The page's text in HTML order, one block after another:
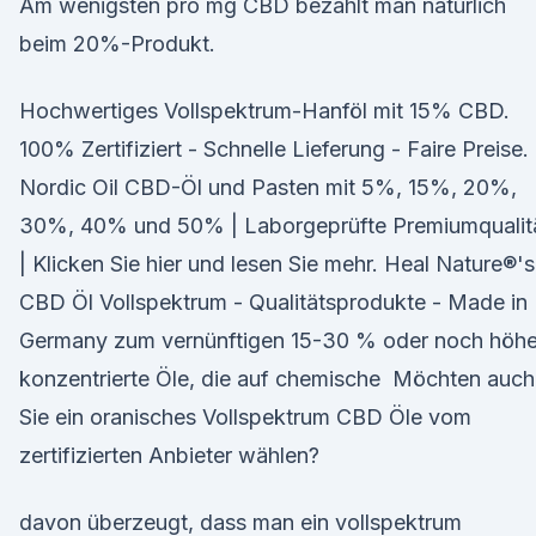
Am wenigsten pro mg CBD bezahlt man natürlich
beim 20%-Produkt.
Hochwertiges Vollspektrum-Hanföl mit 15% CBD.
100% Zertifiziert - Schnelle Lieferung - Faire Preise.
Nordic Oil CBD-Öl und Pasten mit 5%, 15%, 20%,
30%, 40% und 50% | Laborgeprüfte
| Klicken Sie hier und lesen Sie mehr. Heal Nature®'s
CBD Öl Vollspektrum - Qualitätsprodukte - Made in
Germany zum vernünftigen 15-30 % oder noch
konzentrierte Öle, die auf chemische Möchten auch
Sie ein oranisches Vollspektrum CBD Öle vom
zertifizierten Anbieter wählen?
davon überzeugt, dass man ein vollspektrum